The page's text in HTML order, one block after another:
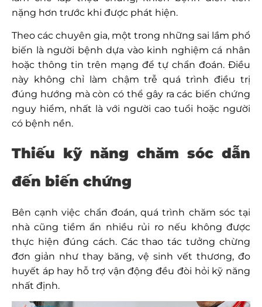
nặng hơn trước khi được phát hiện.
Theo các chuyên gia, một trong những sai lầm phổ
biến là người bệnh dựa vào kinh nghiệm cá nhân
hoặc thông tin trên mạng để tự chẩn đoán. Điều
này không chỉ làm chậm trễ quá trình điều trị
đúng hướng mà còn có thể gây ra các biến chứng
nguy hiểm, nhất là với người cao tuổi hoặc người
có bệnh nền.
Thiếu kỹ năng chăm sóc dẫn
đến biến chứng
Bên cạnh việc chẩn đoán, quá trình chăm sóc tại
nhà cũng tiềm ẩn nhiều rủi ro nếu không được
thực hiện đúng cách. Các thao tác tưởng chừng
đơn giản như thay băng, vệ sinh vết thương, đo
huyết áp hay hỗ trợ vận động đều đòi hỏi kỹ năng
nhất định.